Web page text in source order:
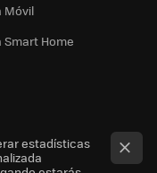
Móvil
Smart Home
estadísticas